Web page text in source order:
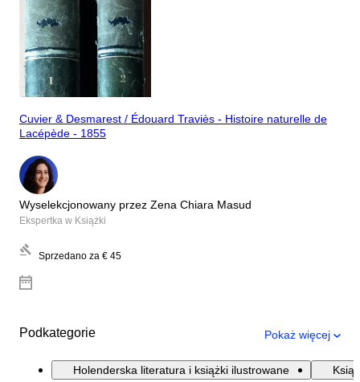
Cuvier & Desmarest / Édouard Traviès - Histoire naturelle de
Lacépède - 1855
Wyselekcjonowany przez Zena Chiara Masud
Ekspertka w Książki
Sprzedano za € 45
Podkategorie Pokaż więcej
Holenderska literatura i książki ilustrowane